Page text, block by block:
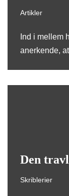
Artikler
Ind i mellem
anerkende,
Den
Skriblerier